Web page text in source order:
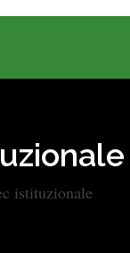
istituzionale